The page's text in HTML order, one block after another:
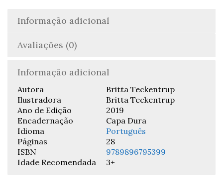
Informação adicional
Avaliações (0)
Informação adicional
Autora
Britta Teckentrup
Ilustradora
Britta Teckentrup
Ano de Edição
2019
Encadernação
Capa Dura
Idioma
Português
Páginas
28
ISBN
9789896795399
Idade Recomendada
3+